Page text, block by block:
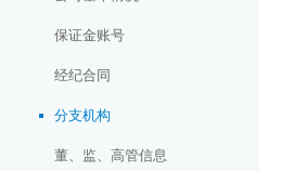
保证金账号
经纪合同
分支机构
董、监、高管信息